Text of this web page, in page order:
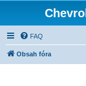
FAQ
Obsah fóra